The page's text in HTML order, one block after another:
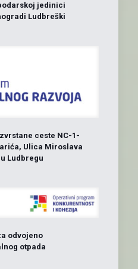
jedinici
Ludbreški
ceste NC-1-
Ulica Miroslava
Ludbregu
odvojeno
otpada